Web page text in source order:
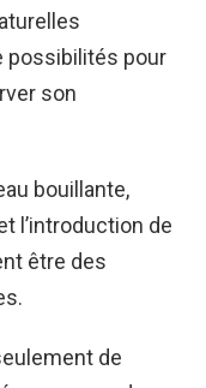
possibilités pour
son
bouillante,
l’introduction de
être des
de